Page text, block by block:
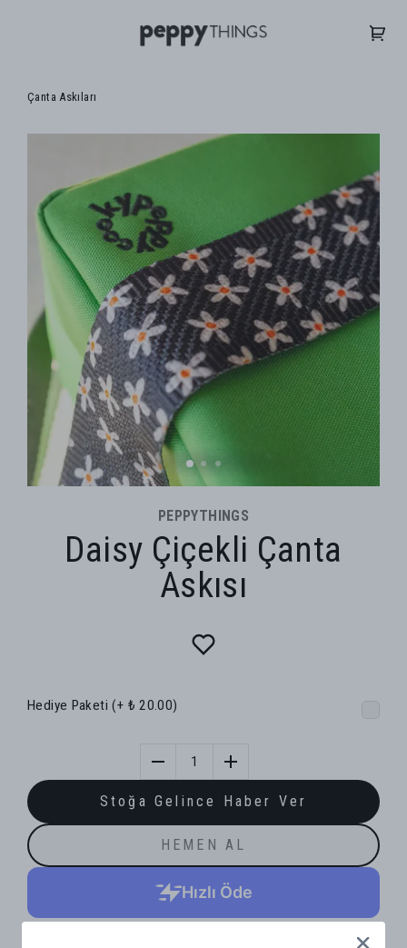
Çanta Askıları
PEPPYTHINGS
Daisy Çiçekli Çanta
Askısı
Hediye Paketi (+ ₺ 20.00)
1
Stoğa Gelince Haber Ver
HEMEN AL